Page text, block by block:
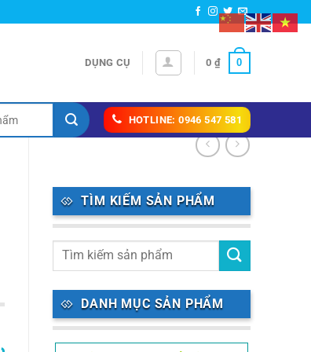
DỤNG CỤ 0 ₫ 0
HOTLINE: 0946 547 581
TÌM KIẾM SẢN PHẨM
DANH MỤC SẢN PHẨM